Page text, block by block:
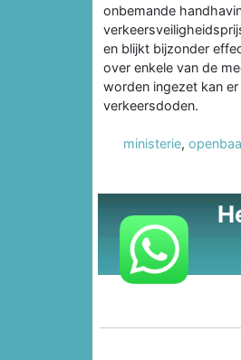
onbemande
en blijkt bijzonder
over enkele van de
worden ingezet kan
verkeersdoden.
ministerie,